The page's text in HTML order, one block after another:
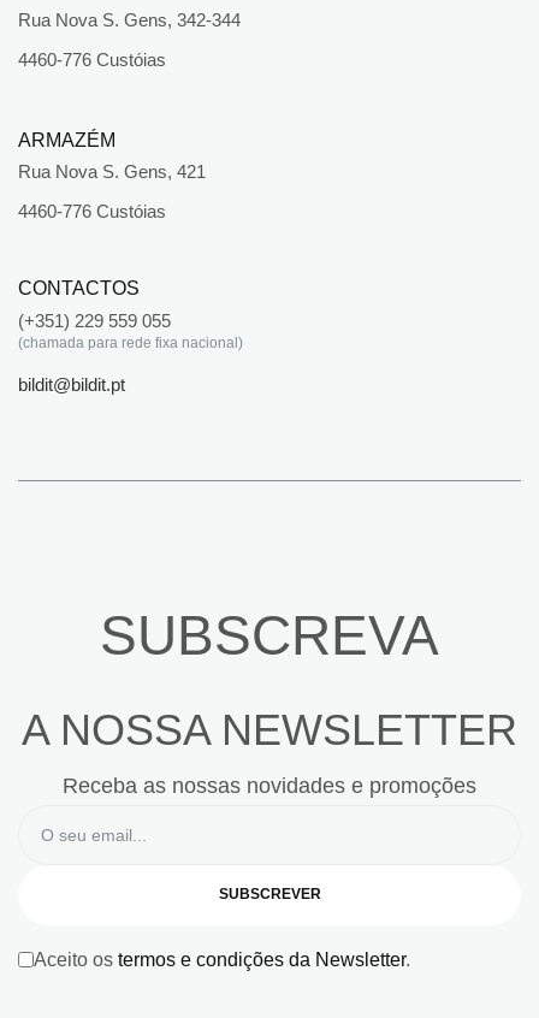
Rua Nova S. Gens, 342-344
4460-776 Custóias
ARMAZÉM
Rua Nova S. Gens, 421
4460-776 Custóias
CONTACTOS
(+351) 229 559 055
(chamada para rede fixa nacional)
bildit@bildit.pt
SUBSCREVA
A NOSSA NEWSLETTER
Receba as nossas novidades e promoções
SUBSCREVER
Aceito os termos e condições da Newsletter.